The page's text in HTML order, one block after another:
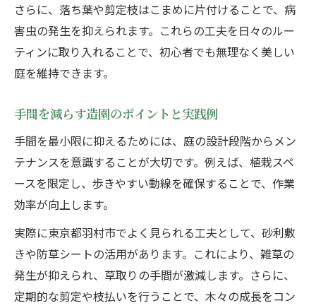
簡単に始められる造園のチェックリスト
失敗しない造園のポイントまとめ
初心者向け造園のよくある質問と対策
さらに、落ち葉や剪定枝はこまめに片付けることで、病
害虫の発生を抑えられます。これらの工夫を日々のルー
ティンに取り入れることで、初心者でも無理なく美しい
庭を維持できます。
手間を減らす造園のポイントと実践例
手間を最小限に抑えるためには、庭の設計段階からメン
テナンスを意識することが大切です。例えば、植栽スペ
ースを限定し、歩きやすい動線を確保することで、作業
効率が向上します。
実際に東京都羽村市でよく見られる工夫として、砂利敷
きや防草シートの活用があります。これにより、雑草の
発生が抑えられ、草取りの手間が激減します。さらに、
定期的な剪定や枝払いを行うことで、木々の成長をコン